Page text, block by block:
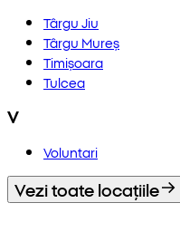
Târgu Jiu
Târgu Mureș
Timișoara
Tulcea
V
Voluntari
Vezi toate locațiile